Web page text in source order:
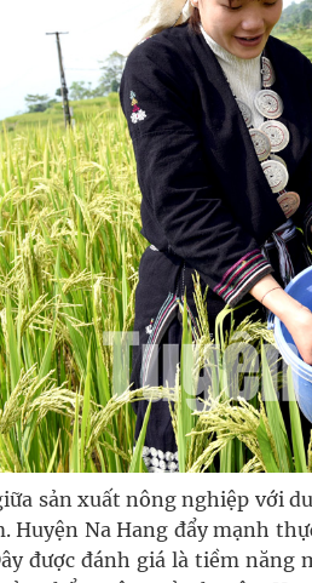
sản xuất nông nghiệp với
Huyện Na Hang đẩy mạnh
được đánh giá là tiềm năng